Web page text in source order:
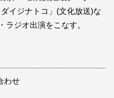
イジナトコ」(文化放送)な
ラジオ出演をこなす。
わせ